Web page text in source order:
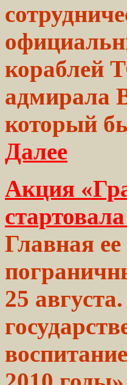
кораблей
адмирала
который
Далее
Акция
Главная
25 августа.
воспитание